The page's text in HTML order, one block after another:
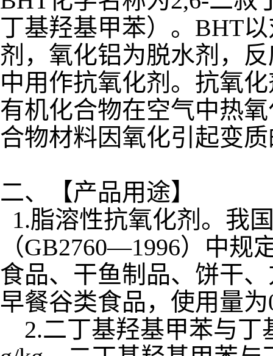
丁基羟基甲苯）。BHT
剂，氧化铝为脱水剂，
中用作抗氧化剂。抗氧
有机化合物在空气中热
合物材料因氧化引起变
二、【产品用途】
1.脂溶性抗氧化剂。我
（GB2760―1996）中
食品、干鱼制品、饼干
早餐谷类食品，使用量为
2.二丁基羟基甲苯与丁